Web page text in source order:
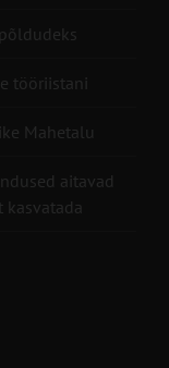
tööriistani
Mahetalu
aitavad